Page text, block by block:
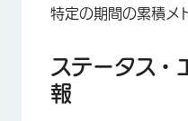
特定の期間の累積メ
ステータス・
報